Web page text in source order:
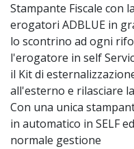
Stampante Fiscale con
erogatori ADBLUE in
lo scontrino ad ogni
l'erogatore in self
il Kit di
all'esterno e rilasciare
Con una unica
in automatico in SELF
normale gestione